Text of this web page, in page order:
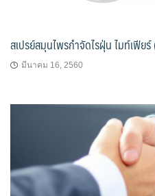
สเปรย์สมุนไพรกำจัดไรฝุ่น ไมท์เฟีย
มีนาคม 16, 2560